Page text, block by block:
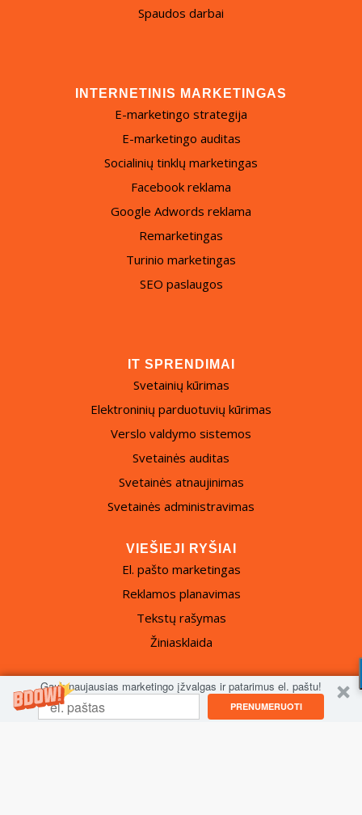
Gauk naujausias marketingo įžvalgas ir patarimus el. paštu!
PRENUMERUOTI
Spaudos darbai
INTERNETINIS MARKETINGAS
E-marketingo strategija
E-marketingo auditas
Socialinių tinklų marketingas
Facebook reklama
Google Adwords reklama
Remarketingas
Turinio marketingas
SEO paslaugos
IT SPRENDIMAI
Svetainių kūrimas
Elektroninių parduotuvių kūrimas
Verslo valdymo sistemos
Svetainės auditas
Svetainės atnaujinimas
Svetainės administravimas
VIEŠIEJI RYŠIAI
El. pašto marketingas
Reklamos planavimas
Tekstų rašymas
Žiniasklaida